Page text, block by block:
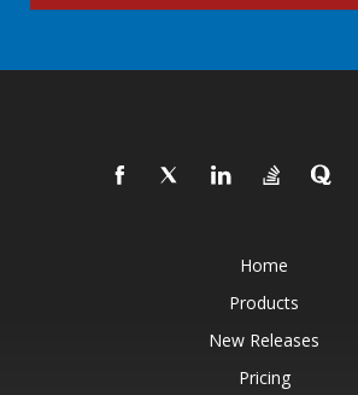
Home
Products
New Releases
Pricing